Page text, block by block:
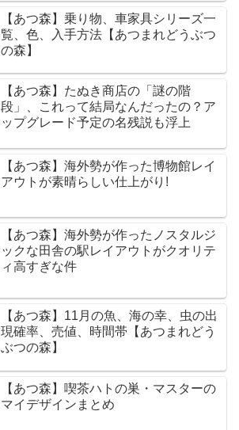
【あつ森】乗り物、車家具シリーズ一
覧、色、入手方法【あつまれどうぶつ
の森】
【あつ森】たぬき商店の「謎の階
段」、これって結局なんだったの？ア
ップグレード予定の名残説も浮上
【あつ森】海外勢が作った博物館レイ
アウトが素晴らしい仕上がり!
【あつ森】海外勢が作ったノスタルジ
ックな田舎の駅レイアウトがクオリテ
ィ高すぎな件
【あつ森】11月の魚、海の幸、虫の出
現確率、売値、時間帯【あつまれどう
ぶつの森】
【あつ森】喫茶ハトの巣・マスターの
マイデザインまとめ